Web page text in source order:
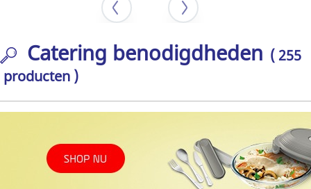
Catering benodigdheden ( 255
producten )